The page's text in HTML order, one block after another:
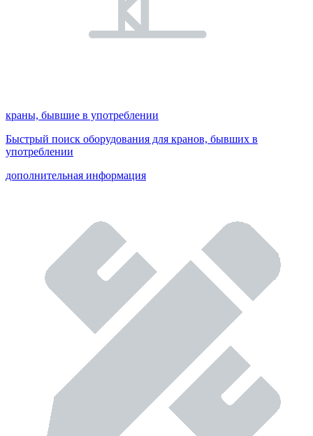
краны, бывшие в употреблении
Быстрый поиск оборудования для кранов, бывших в
употреблении
дополнительная информация